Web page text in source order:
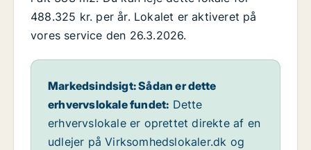
488.325 kr. per år. Lokalet er aktiveret på
vores service den 26.3.2026.
Markedsindsigt: Sådan er dette
erhvervslokale fundet: Dette
erhvervslokale er oprettet direkte af en
udlejer på Virksomhedslokaler.dk og